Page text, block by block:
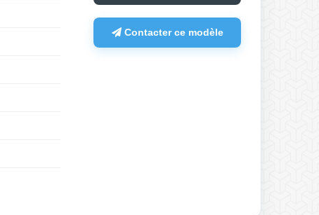
Contacter ce modèle